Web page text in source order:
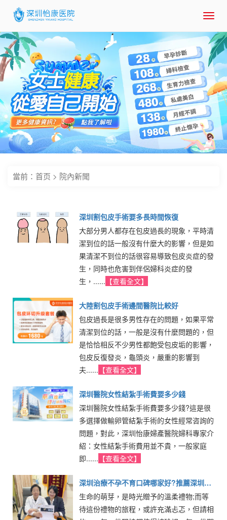
當前： 首页 > 院內新聞
深圳割包皮手術要多長時間恢復
大部分男人都存在包皮過長的現象，平時清
潔到位的話一般沒有什麼大的影響，但是如
果清潔不到位的話很容易導致包皮炎症的發
生，同時也危害到伴侶婦科炎症的發
生，...... 【查看全文】
大陸割包皮手術邊間醫院比較好
包皮過長是很多男性存在的問題，如果平常
清潔到位的話，一般是沒有什麼問題的，但
是恰恰相反不少男性都飽受包皮垢的影響，
包皮反復發炎，龜頭炎，嚴重的影響到
夫...... 【查看全文】
深圳醫院女性結紮手術費要多少錢
深圳醫院女性結紮手術費要多少錢?這是很
多選擇做輸卵管結紮手術的女性經常咨詢的
問題，對此，深圳怡康婦產醫院婦科專家介
紹：女性結紮手術費用並不貴，一般家庭
即...... 【查看全文】
深圳治療不孕不育口碑哪家好?推薦深圳怡
康婦產醫院
生命的萌芽，是時光贈予的溫柔禮物;而等
待這份禮物的旅程，或許充滿忐忑，但請相